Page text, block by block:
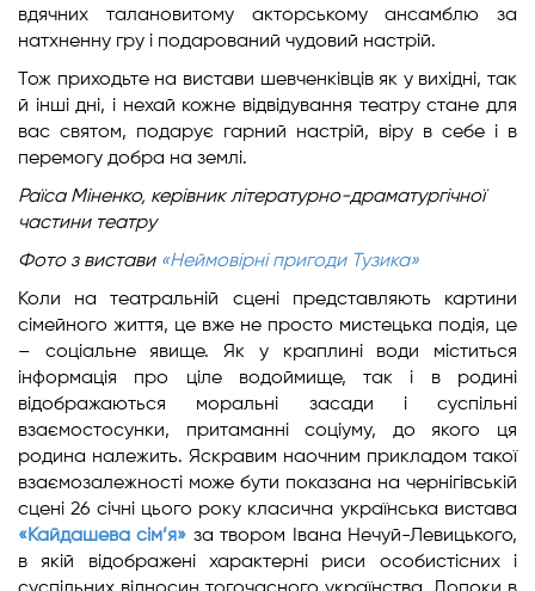
вдячних талановитому акторському ансамблю за
натхненну гру і подарований чудовий настрій.
Тож приходьте на вистави шевченківців як у вихідні, так
й інші дні, і нехай кожне відвідування театру стане для
вас святом, подарує гарний настрій, віру в себе і в
перемогу добра на землі.
Раїса Міненко, керівник літературно-драматургічної
частини театру
Фото з вистави«Неймовірні пригоди Тузика»
Коли на театральній сцені представляють картини
сімейного життя, це вже не просто мистецька подія, це
– соціальне явище. Як у краплині води міститься
інформація про ціле водоймище, так і в родині
відображаються моральні засади і суспільні
взаємостосунки, притаманні соціуму, до якого ця
родина належить. Яскравим наочним прикладом такої
взаємозалежності може бути показана на чернігівській
сцені 26 січні цього року класична українська вистава
«Кайдашева сім’я» за твором Івана Нечуй-Левицького,
в якій відображені характерні риси особистісних і